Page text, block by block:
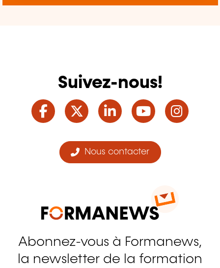
Suivez-nous!
Facebook
TwitterLinkedInYouTube
Nous contacter
Abonnez-vous à Formanews,
la newsletter de la formation